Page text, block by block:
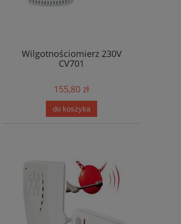
Wilgotnościomierz 230V
CV701
155,80 zł
do koszyka